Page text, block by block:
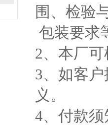
围、检验
包装要求
2、本厂
3、如客
义。
4、付款